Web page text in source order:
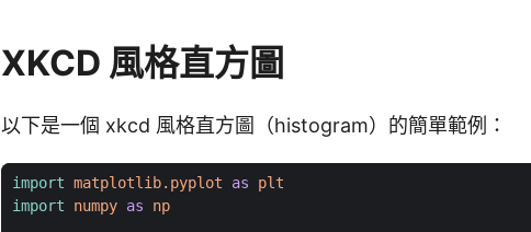
XKCD 風格直方圖
以下是一個 xkcd 風格直方圖（histogram）的簡單範例：
import matplotlib.pyplot as
plt
import
numpy as np